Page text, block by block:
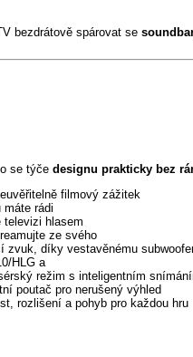
bezdrátově spárovat se
se týče designu prakticky bez
filmový zážitek
máte rádi
televizi hlasem
ze svého
zvuk, díky vestavěnému
HLG a
režim s inteligentním
poutač pro nerušený výhled
rozlišení a pohyb pro každou hru